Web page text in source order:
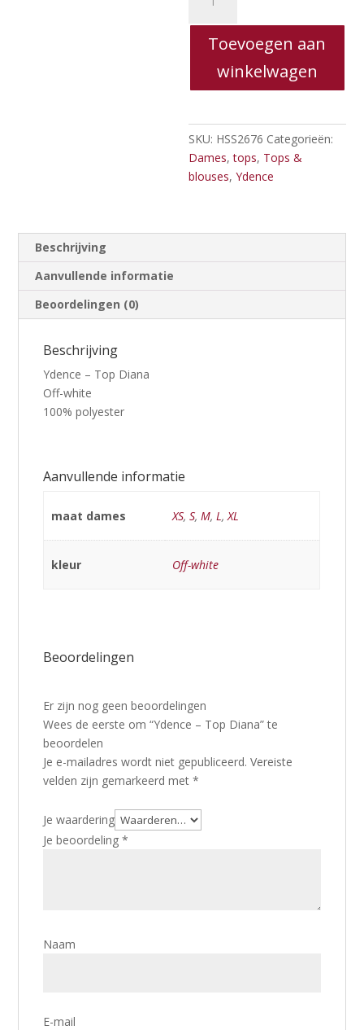
Top
DianaToevoegen aan
winkelwagen
SKU: HSS2676 Categorieën:
Dames,tops, Tops &
blouses,Ydence
Beschrijving
Aanvullende informatie
Beoordelingen (0)
Beschrijving
Ydence – Top Diana
Off-white
100% polyester
Aanvullende informatie
maat dames XS, S, M, L,XL
kleur Off-white
Beoordelingen
Er zijn nog geen beoordelingen
Wees de eerste om “Ydence – Top Diana” te
beoordelen
Je e-mailadres wordt niet gepubliceerd. Vereiste
velden zijn gemarkeerd met*
Je waardering
Je beoordeling*
Naam
E-mail